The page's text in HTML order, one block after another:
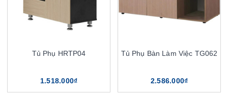
Tủ Phụ HRTP04
1.518.000₫
Tủ Phụ Bàn Làm Việc TG062
2.586.000₫